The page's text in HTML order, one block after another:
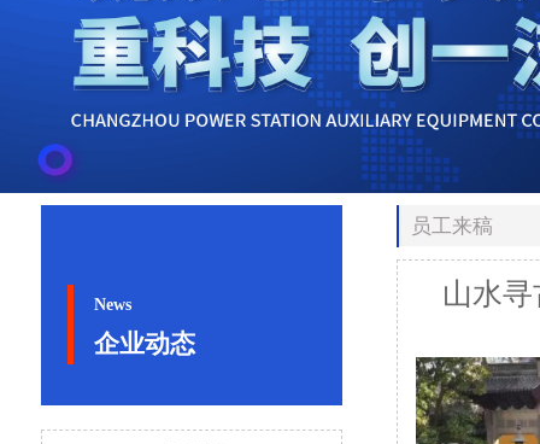
News
企业动态
员工来稿
山水